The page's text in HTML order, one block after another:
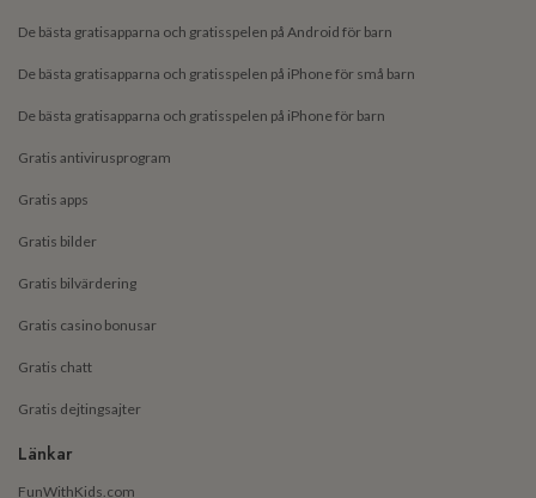
De bästa gratisapparna och gratisspelen på Android för barn
De bästa gratisapparna och gratisspelen på iPhone för små barn
De bästa gratisapparna och gratisspelen på iPhone för barn
Gratis antivirusprogram
Gratis apps
Gratis bilder
Gratis bilvärdering
Gratis casino bonusar
Gratis chatt
Gratis dejtingsajter
Länkar
FunWithKids.com